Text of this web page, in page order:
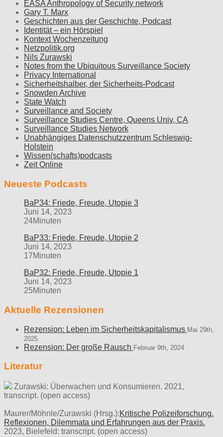
EASA Anthropology of Security network
Gary T. Marx
Geschichten aus der Geschichte, Podcast
Identität – ein Hörspiel
Kontext Wochenzeitung
Netzpolitik.org
Nils Zurawski
Notes from the Ubiquitous Surveillance Society
Privacy International
Sicherheitshalber, der Sicherheits-Podcast
Snowden Archive
State Watch
Surveillance and Society
Surveillance Studies Centre, Queens Univ, CA
Surveillance Studies Network
Unabhängiges Datenschutzzentrum Schleswig-
Holstein
Wissen(schafts)podcasts
Zeit Online
Neueste Podcasts
BaP34: Friede, Freude, Utopie 3
Juni 14, 2023
24Minuten
BaP33: Friede, Freude, Utopie 2
Juni 14, 2023
17Minuten
BaP32: Friede, Freude, Utopie 1
Juni 14, 2023
25Minuten
Aktuelle Rezensionen
Rezension: Leben im Sicherheitskapitalismus Mai 29th,
2025
Rezension: Der große Rausch Februar 9th, 2024
Literatur
Zurawski: Überwachen und Konsumieren. 2021,
transcript. (open access)
Maurer/Möhnle/Zurawski (Hrsg.):Kritische Polizeiforschung.
Reflexionen, Dilemmata und Erfahrungen aus der Praxis.
2023, Bielefeld: transcript. (open access)